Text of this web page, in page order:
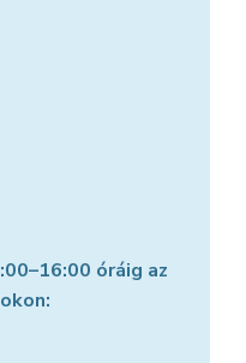
óráig az